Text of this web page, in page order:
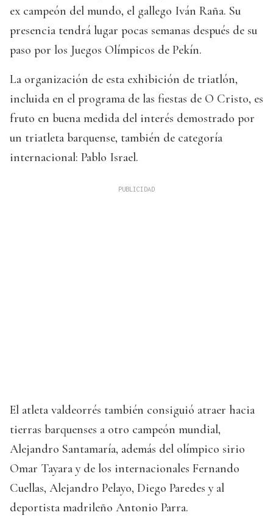
ex campeón del mundo, el gallego Iván Raña. Su
presencia tendrá lugar pocas semanas después de su
paso por los Juegos Olímpicos de Pekín.
La organización de esta exhibición de triatlón,
incluida en el programa de las fiestas de O Cristo, es
fruto en buena medida del interés demostrado por
un triatleta barquense, también de categoría
internacional: Pablo Israel.
El atleta valdeorrés también consiguió atraer hacia
tierras barquenses a otro campeón mundial,
Alejandro Santamaría, además del olímpico sirio
Omar Tayara y de los internacionales Fernando
Cuellas, Alejandro Pelayo, Diego Paredes y al
deportista madrileño Antonio Parra.